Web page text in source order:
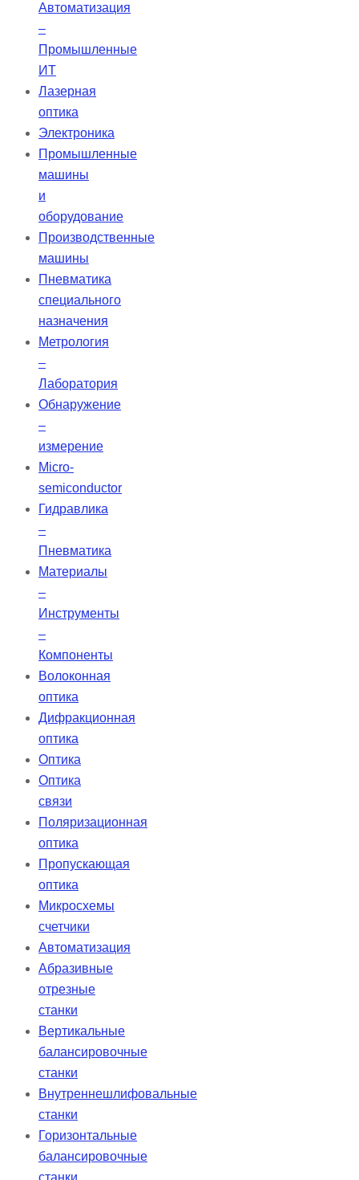
Автоматизация
–
Промышленные
ИТ
Лазерная
оптика
Электроника
Промышленные
машины
и
оборудование
Производственные
машины
Пневматика
специального
назначения
Метрология
–
Лаборатория
Обнаружение
–
измерение
Micro-
semiconductor
Гидравлика
–
Пневматика
Материалы
–
Инструменты
–
Компоненты
Волоконная
оптика
Дифракционная
оптика
Оптика
Оптика
связи
Поляризационная
оптика
Пропускающая
оптика
Микросхемы
счетчики
Автоматизация
Абразивные
отрезные
станки
Вертикальные
балансировочные
станки
Внутреннешлифовальные
станки
Горизонтальные
балансировочные